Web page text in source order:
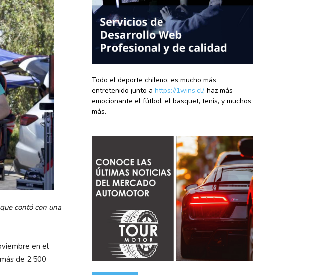
contó con una
en el
de 2.500
Todo el deporte chileno, es mucho más
entretenido junto a https://1wins.cl/, haz más
emocionante el fútbol, el basquet, tenis, y muchos
más.